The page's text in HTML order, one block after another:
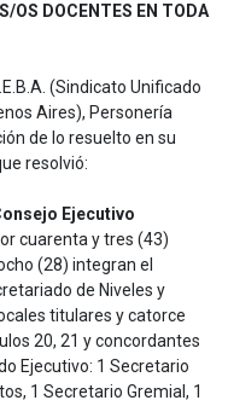
OS DOCENTES EN TODA
(Sindicato Unificado
Aires), Personería
de lo resuelto en su
resolvió:
Ejecutivo
cuarenta y tres (43)
(28) integran el
de Niveles y
titulares y catorce
20, 21 y concordantes
Ejecutivo: 1 Secretario
1 Secretario Gremial, 1